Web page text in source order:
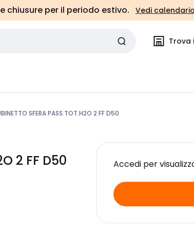
chiusure per il periodo estivo. Vedi
Trova
SFERA PASS.TOT.H2O 2 FF D50
2 FF D50 Accedi per